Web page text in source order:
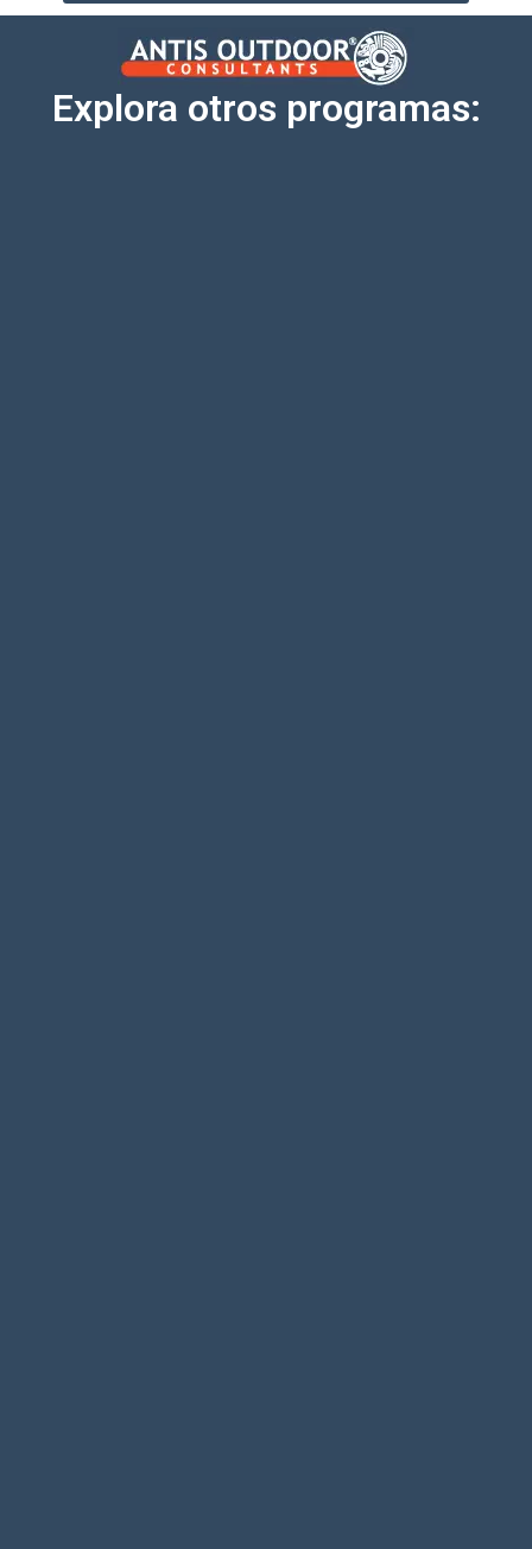
Explora otros programas: